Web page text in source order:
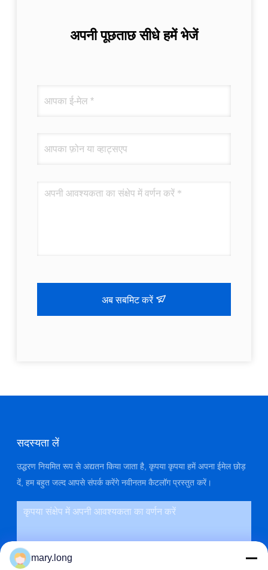
अपनी पूछताछ सीधे हमें भेजें
अब सबमिट करें
सदस्यता लें
उद्धरण नियमित रूप से अद्यतन किया जाता है, कृपया कृपया हमें अपना ईमेल छोड़
दें, हम बहुत जल्द आपसे संपर्क करेंगे नवीनतम कैटलॉग प्रस्तुत करें।
mary.long